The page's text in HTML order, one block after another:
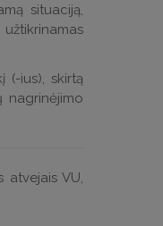
situaciją,
(-ius), skirtą
nagrinėjimo
atvejais VU,